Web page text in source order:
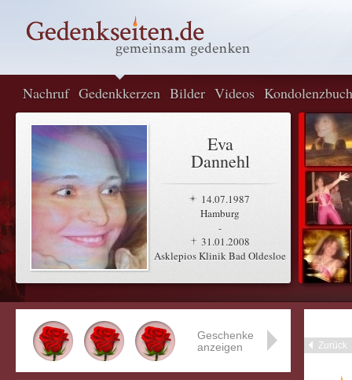
Nachruf Gedenkkerzen Bilder Videos Kondolenzbuch
Eva
Dannehl
14.07.1987
Hamburg
-
31.01.2008
Asklepios Klinik Bad Oldesloe
Zurück
Geschenke
anzeigen